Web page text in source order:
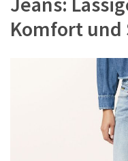
Komfort und